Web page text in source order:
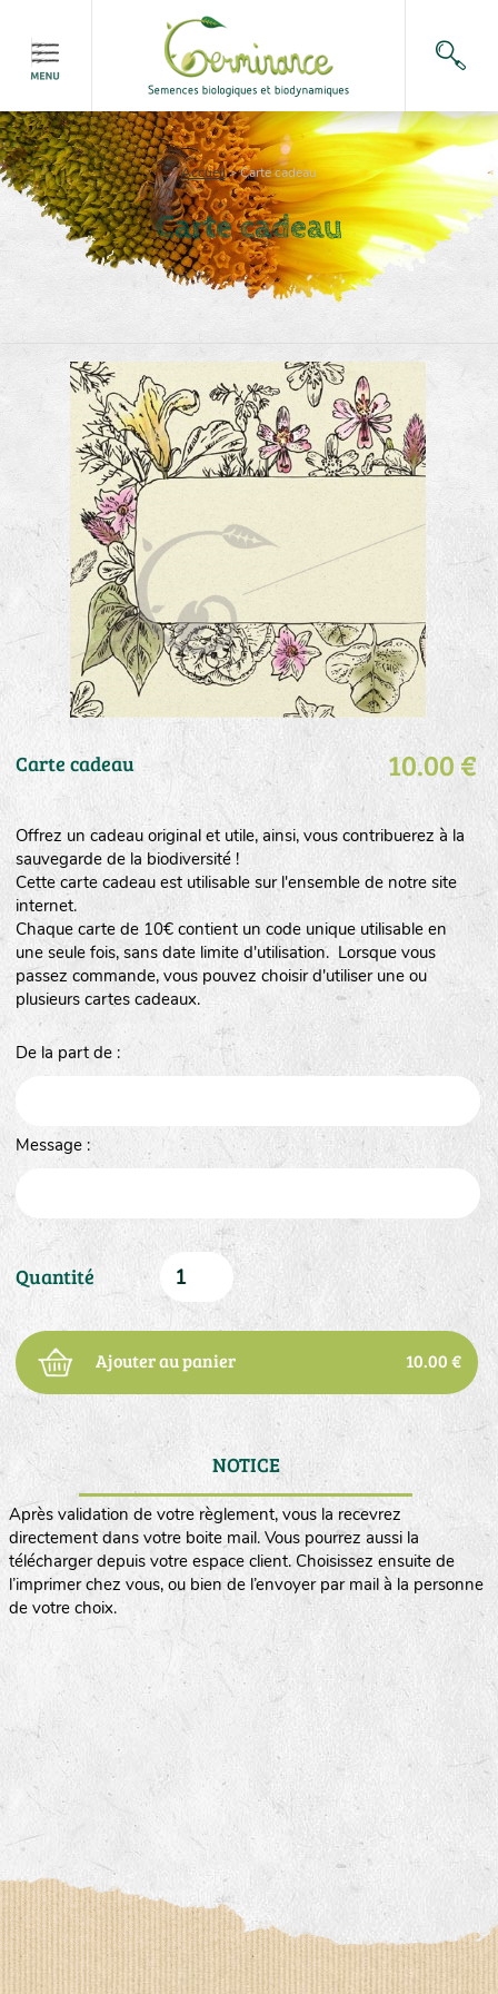
Accueil>Carte cadeau
Carte cadeau
Carte cadeau 10.00 €
Offrez un cadeau original et utile, ainsi, vous contribuerez à la
sauvegarde de la biodiversité !
Cette carte cadeau est utilisable sur l'ensemble de notre site
internet.
Chaque carte de 10€ contient un code unique utilisable en
une seule fois, sans date limite d'utilisation. Lorsque vous
passez commande, vous pouvez choisir d'utiliser une ou
plusieurs cartes cadeaux.
De la part de :
Message :
Quantité
Ajouter au panier 10.00 €
NOTICE
Après validation de votre règlement, vous la recevrez
directement dans votre boite mail. Vous pourrez aussi la
télécharger depuis votre espace client. Choisissez ensuite de
l’imprimer chez vous, ou bien de l’envoyer par mail à la personne
de votre choix.